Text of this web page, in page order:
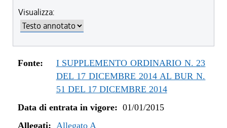
dal 19/12/2019 al 31/12/2019
dal 21/11/2019 al 18/12/2019
dal 10/08/2019 al 20/11/2019
dal 11/07/2019 al 09/08/2019
dal 01/01/2019 al 10/07/2019
dal 16/08/2018 al 31/12/2018
dal 15/02/2018 al 29/06/2018
Visualizza:
Fonte:
I SUPPLEMENTO ORDINARIO N. 23
DEL 17 DICEMBRE 2014 AL BUR N.
51 DEL 17 DICEMBRE 2014
Data di entrata in vigore: 01/01/2015
Allegati: Allegato A